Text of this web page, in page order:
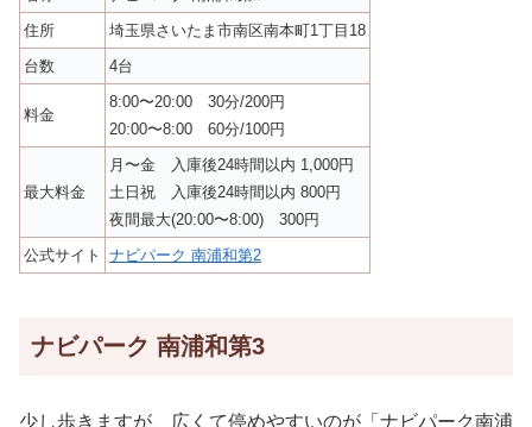
住所
埼玉県さいたま市南区南本町1丁目18
台数
4台
料金
8:00〜20:00 30分/200円
20:00〜8:00 60分/100円
最大料金
月〜金 入庫後24時間以内 1,000円
土日祝 入庫後24時間以内 800円
夜間最大(20:00〜8:00) 300円
公式サイト
ナビパーク 南浦和第2
ナビパーク 南浦和第3
少し歩きますが、広くて停めやすいのが「ナビパーク南浦